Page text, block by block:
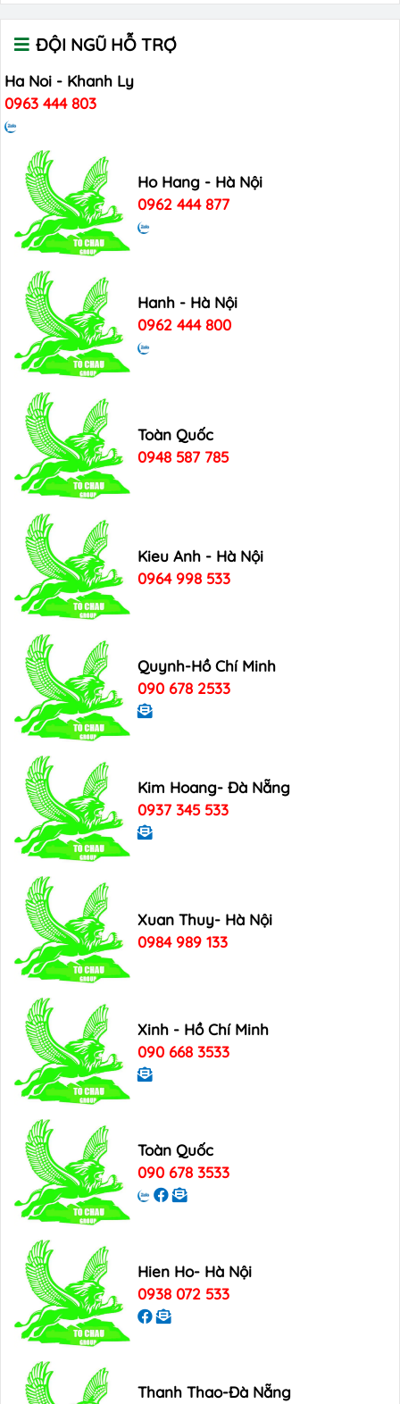
ĐỘI NGŨ HỖ TRỢ
Ha Noi - Khanh Ly
0963 444 803
Ho Hang - Hà Nội
0962 444 877
Hanh - Hà Nội
0962 444 800
Toàn Quốc
0948 587 785
Kieu Anh - Hà Nội
0964 998 533
Quynh-Hồ Chí Minh
090 678 2533
Kim Hoang- Đà Nẵng
0937 345 533
Xuan Thuy- Hà Nội
0984 989 133
Xinh - Hồ Chí Minh
090 668 3533
Toàn Quốc
090 678 3533
Hien Ho- Hà Nội
0938 072 533
Thanh Thao-Đà Nẵng